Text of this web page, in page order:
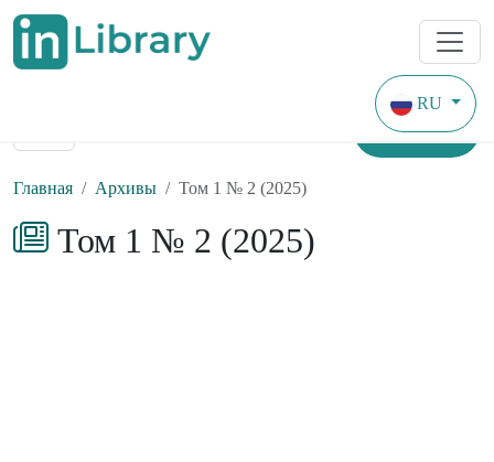
RU
Найти
Главная Архивы Том 1 № 2 (2025)
Том 1 № 2 (2025)